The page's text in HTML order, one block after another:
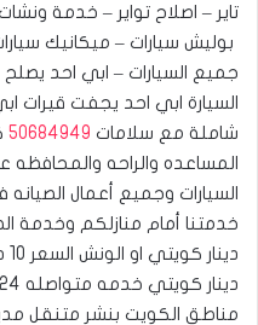
تاير – اصلاح تواير – خدمة
بوليش سيارات – ميكانيك
جميع السيارات – ابي احد
السيارة ابي احد يجفت قيرات
شاملة مع سلامات 50684949
المساعده والراحه والمحافظه
السيارات وجميع أعمال
دينار كويتي خدمه متواصله 24 ساعه إتصل
مناطق الكويت بنشر متنقل